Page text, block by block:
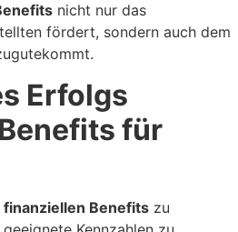
nicht nur das
fördert, sondern auch dem
Erfolgs
für
finanziellen Benefits zu